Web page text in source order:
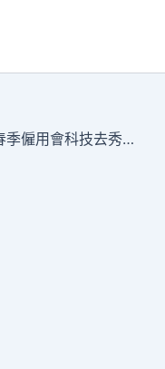
天津市多所高校春季僱用會科技去秀傳醫院巡檢感滿滿